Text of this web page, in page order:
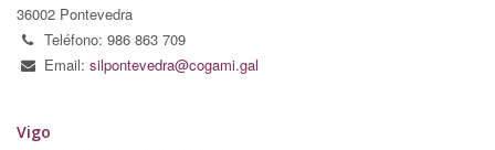
36002 Pontevedra
Teléfono: 986 863 709
Email: silpontevedra@cogami.gal
Vigo